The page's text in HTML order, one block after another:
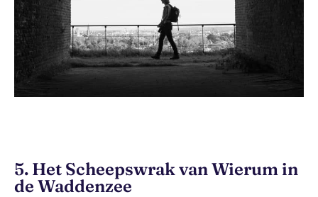
5. Het Scheepswrak van Wierum in
de Waddenzee